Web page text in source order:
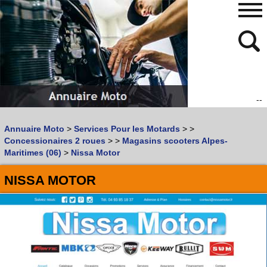
--
Vous recherchez un garage MOTOouSCOOTER
Quoi :
Où :
Trouver un garage Moto !
Retrouvez dans votre VILLE
les bonnes adresses de L'ANNUAIRE MOTO & SCOOTER
480
768
Annuaire Moto > Services Pour les Motards > >
Concessionaires 2 roues > > Magasins scooters Alpes-
Maritimes (06) > Nissa Motor
NISSA MOTOR